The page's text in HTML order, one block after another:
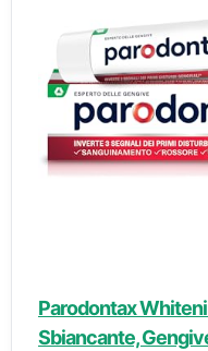
Parodontax
Sbiancante,